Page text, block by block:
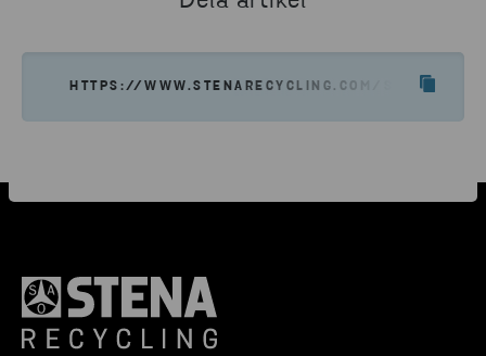
HTTPS://WWW.STENARECYCLING.COM/SV/